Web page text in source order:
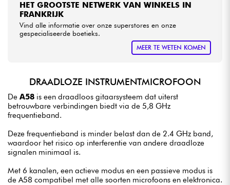
HET GROOTSTE NETWERK VAN WINKELS IN
FRANKRIJK
Vind alle informatie over onze superstores en onze
gespecialiseerde boetieks.
MEER TE WETEN KOMEN
DRAADLOZE INSTRUMENTMICROFOON
De A58 is een draadloos gitaarsysteem dat uiterst
betrouwbare verbindingen biedt via de 5,8 GHz
frequentieband.
Deze frequentieband is minder belast dan de 2.4 GHz band,
waardoor het risico op interferentie van andere draadloze
signalen minimaal is.
Met 6 kanalen, een actieve modus en een passieve modus is
de A58 compatibel met alle soorten microfoons en elektronica.